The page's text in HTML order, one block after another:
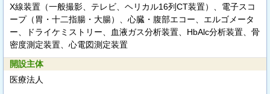
X線装置（一般撮影、テレビ、ヘリカル16列CT装置）、電子スコ
ープ（胃・十二指腸・大腸）、心臓・腹部エコー、エルゴメータ
ー、ドライケミストリー、血液ガス分析装置、HbAlc分析装置、骨
密度測定装置、心電図測定装置
開設主体
医療法人